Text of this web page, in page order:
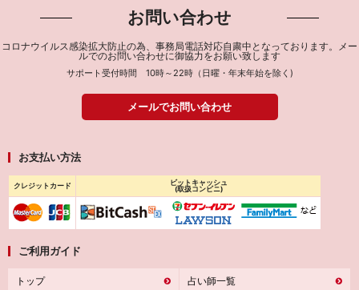
お問い合わせ
コロナウイルス感染拡大防止の為、事務局電話対応自粛中となっております。メー
ルでのお問い合わせに御協力をお願い致します
サポート受付時間 10時～22時（日曜・年末年始を除く)
メールでお問い合わせ
お支払い方法
クレジットカード
ビットキャッシュ
(取扱コンビニ)
ご利用ガイド
トップ 占い師一覧